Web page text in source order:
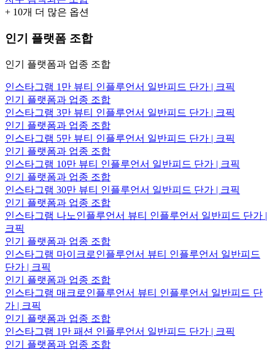
+ 10개 더 많은 옵션
인기 플랫폼 조합
인기 플랫폼과 업종 조합
인스타그램 1만 뷰티 인플루언서 일반피드 단가 | 크픽
인기 플랫폼과 업종 조합
인스타그램 3만 뷰티 인플루언서 일반피드 단가 | 크픽
인기 플랫폼과 업종 조합
인스타그램 5만 뷰티 인플루언서 일반피드 단가 | 크픽
인기 플랫폼과 업종 조합
인스타그램 10만 뷰티 인플루언서 일반피드 단가 | 크픽
인기 플랫폼과 업종 조합
인스타그램 30만 뷰티 인플루언서 일반피드 단가 | 크픽
인기 플랫폼과 업종 조합
인스타그램 나노인플루언서 뷰티 인플루언서 일반피드 단가 |
크픽
인기 플랫폼과 업종 조합
인스타그램 마이크로인플루언서 뷰티 인플루언서 일반피드
단가 | 크픽
인기 플랫폼과 업종 조합
인스타그램 매크로인플루언서 뷰티 인플루언서 일반피드 단
가 | 크픽
인기 플랫폼과 업종 조합
인스타그램 1만 패션 인플루언서 일반피드 단가 | 크픽
인기 플랫폼과 업종 조합